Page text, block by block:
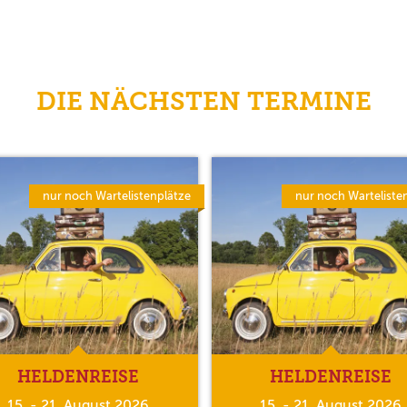
DIE NÄCHSTEN TERMINE
nur noch Wartelistenplätze
HELDENREISE
nur noch
HELDENREISE